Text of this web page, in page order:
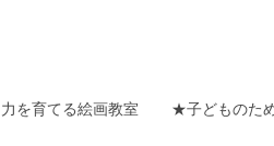
を育てる絵画教室 ★子どものた